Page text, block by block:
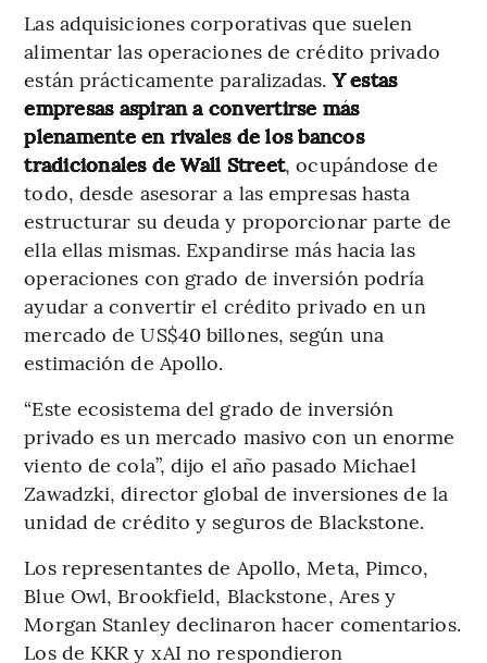
Las adquisiciones corporativas que suelen
alimentar las operaciones de crédito privado
están prácticamente paralizadas.Y estas
empresas aspiran a convertirse más
plenamente en rivales de los bancos
tradicionales de Wall Street, ocupándose de
todo, desde asesorar a las empresas hasta
estructurar su deuda y proporcionar parte de
ella ellas mismas. Expandirse más hacia las
operaciones con grado de inversión podría
ayudar a convertir el crédito privado en un
mercado de US$40 billones, según una
estimación de Apollo.
“Este ecosistema del grado de inversión
privado es un mercado masivo con un enorme
viento de cola”, dijo el año pasado Michael
Zawadzki, director global de inversiones de la
unidad de crédito y seguros de Blackstone.
Los representantes de Apollo, Meta, Pimco,
Blue Owl, Brookfield, Blackstone, Ares y
Morgan Stanley declinaron hacer comentarios.
Los de KKR y xAI no respondieron